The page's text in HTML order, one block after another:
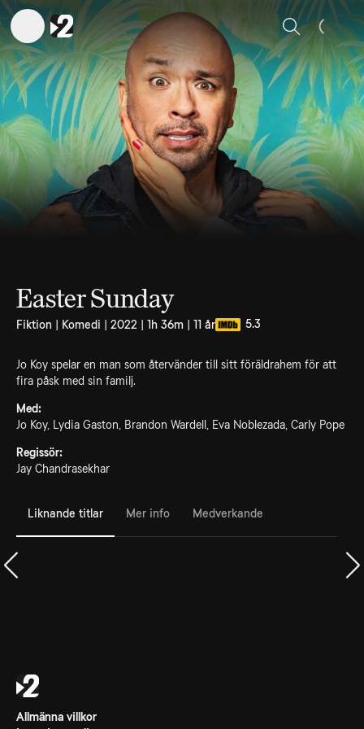
Sök
Easter Sunday
Fiktion | Komedi | 2022 | 1h 36m | 11 år 5.3
Jo Koy spelar en man som återvänder till sitt föräldrahem för att
fira påsk med sin familj.
Med:
Jo Koy, Lydia Gaston, Brandon Wardell, Eva Noblezada, Carly Pope
Regissör:
Jay Chandrasekhar
Liknande titlar Mer info Medverkande
Allmänna villkor